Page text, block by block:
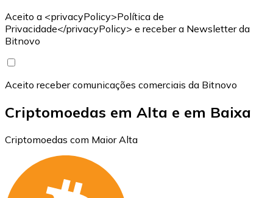
Aceito a <privacyPolicy>Política de
Privacidade</privacyPolicy> e receber a Newsletter da
Bitnovo
Aceito receber comunicações comerciais da Bitnovo
Criptomoedas em Alta e em Baixa
Criptomoedas com Maior Alta